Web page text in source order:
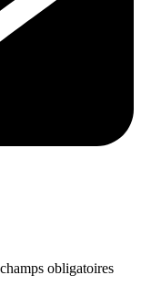
obligatoires